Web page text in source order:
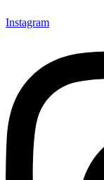
Instagram